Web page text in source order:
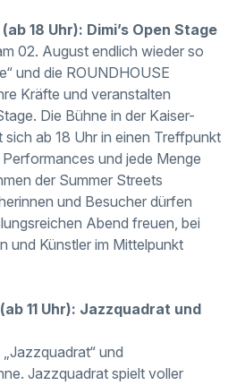
18 Uhr): Dimi’s Open Stage
02. August endlich wieder so
und die ROUNDHOUSE
Kräfte und veranstalten
Die Bühne in der Kaiser-
ab 18 Uhr in einen Treffpunkt
und jede Menge
der Summer Streets
und Besucher dürfen
Abend freuen, bei
und Künstler im Mittelpunkt
11 Uhr): Jazzquadrat und
und
Jazzquadrat spielt voller